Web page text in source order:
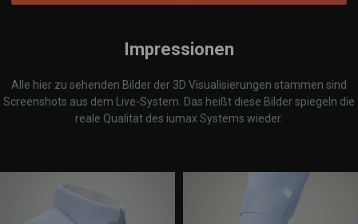
Impressionen
Alle hier zu sehenden Bilder der 3D Visualisierungen stammen sind
Screenshots aus dem Live-System. Das heißt diese Bilder spiegeln die
reale Qualität des iumax Systems wieder.